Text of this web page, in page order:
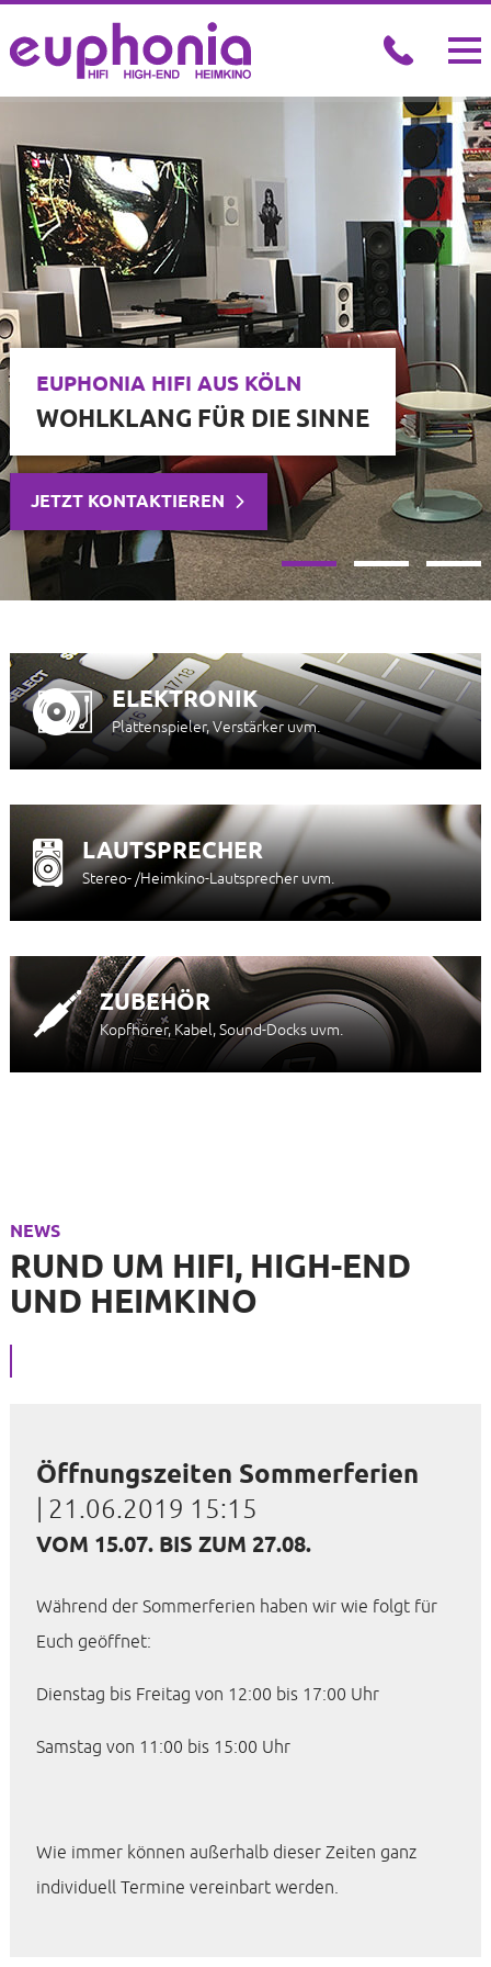
EUPHONIA HIFI AUS KÖLN
WOHLKLANG FÜR DIE SINNE
JETZT KONTAKTIEREN
ELEKTRONIK
Plattenspieler, Verstärker uvm.
LAUTSPRECHER
Stereo- /Heimkino-Lautsprecher uvm.
ZUBEHÖR
Kopfhörer, Kabel, Sound-Docks uvm.
NEWS
RUND UM HIFI, HIGH-END
UND HEIMKINO
Öffnungszeiten Sommerferien
21.06.2019 15:15
VOM 15.07. BIS ZUM 27.08.
Während der Sommerferien haben wir wie folgt für
Euch geöffnet:
Dienstag bis Freitag von 12:00 bis 17:00 Uhr
Samstag von 11:00 bis 15:00 Uhr
Wie immer können außerhalb dieser Zeiten ganz
individuell Termine vereinbart werden.